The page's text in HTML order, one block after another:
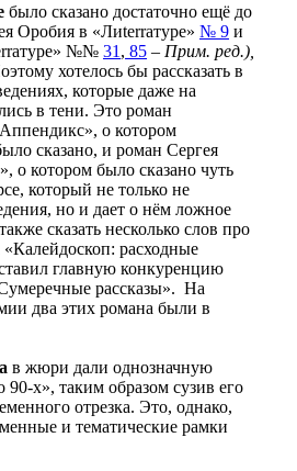
было сказано достаточно ещё до
Оробия в «Лиterraтуре» № 9 и
№№ 31 , 85 – Прим. ред.),
хотелось бы рассказать в
которые даже на
в тени. Это роман
о котором
сказано, и роман Сергея
о котором было сказано чуть
который не только не
но и дает о нём ложное
сказать несколько слов про
расходные
главную конкуренцию
рассказы». На
два этих романа были в
в жюри дали однозначную
90-х», таким образом сузив его
отрезка. Это, однако,
и тематические рамки